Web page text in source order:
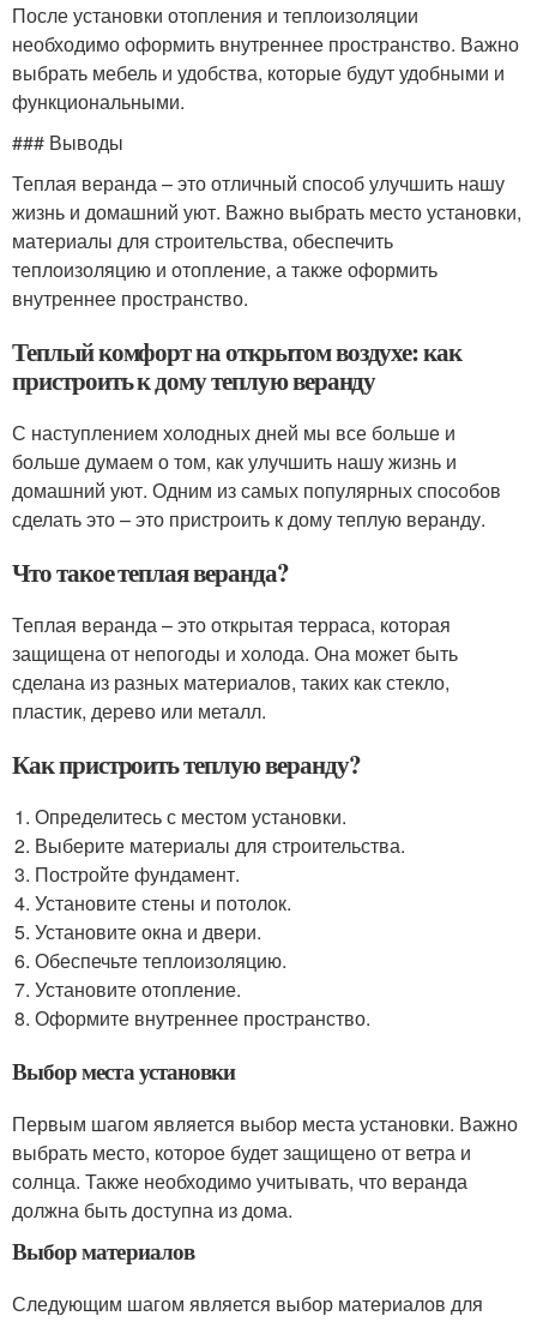
После установки отопления и теплоизоляции
необходимо оформить внутреннее пространство. Важно
выбрать мебель и удобства, которые будут удобными и
функциональными.
### Выводы
Теплая веранда – это отличный способ улучшить нашу
жизнь и домашний уют. Важно выбрать место установки,
материалы для строительства, обеспечить
теплоизоляцию и отопление, а также оформить
внутреннее пространство.
Теплый комфорт на открытом воздухе: как
пристроить к дому теплую веранду
С наступлением холодных дней мы все больше и
больше думаем о том, как улучшить нашу жизнь и
домашний уют. Одним из самых популярных способов
сделать это – это пристроить к дому теплую веранду.
Что такое теплая веранда?
Теплая веранда – это открытая терраса, которая
защищена от непогоды и холода. Она может быть
сделана из разных материалов, таких как стекло,
пластик, дерево или металл.
Как пристроить теплую веранду?
Определитесь с местом установки.
Выберите материалы для строительства.
Постройте фундамент.
Установите стены и потолок.
Установите окна и двери.
Обеспечьте теплоизоляцию.
Установите отопление.
Оформите внутреннее пространство.
Выбор места установки
Первым шагом является выбор места установки. Важно
выбрать место, которое будет защищено от ветра и
солнца. Также необходимо учитывать, что веранда
должна быть доступна из дома.
Выбор материалов
Следующим шагом является выбор материалов для